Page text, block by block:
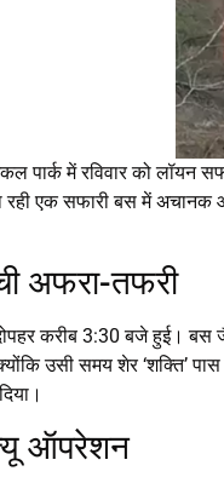
पार्क में रविवार को लॉयन
रही एक सफारी बस में अचानक
अफरा-तफरी
दोपहर करीब 3:30 बजे हुई।
उसी समय शेर ‘शक्ति’
ऑपरेशन